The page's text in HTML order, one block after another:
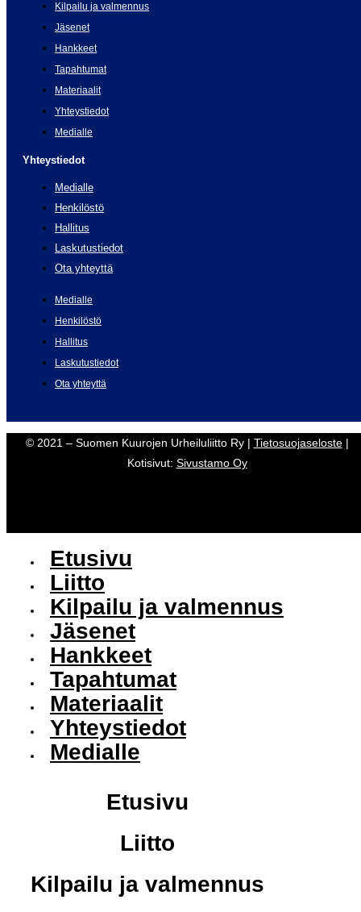
Kilpailu ja valmennus
Jäsenet
Hankkeet
Tapahtumat
Materiaalit
Yhteystiedot
Medialle
Yhteystiedot
Medialle
Henkilöstö
Hallitus
Laskutustiedot
Ota yhteyttä
Medialle
Henkilöstö
Hallitus
Laskutustiedot
Ota yhteyttä
© 2021 – Suomen Kuurojen Urheiluliitto Ry | Tietosuojaseloste|
Kotisivut: Sivustamo Oy
Etusivu
Liitto
Kilpailu ja valmennus
Jäsenet
Hankkeet
Tapahtumat
Materiaalit
Yhteystiedot
Medialle
Etusivu
Liitto
Kilpailu ja valmennus